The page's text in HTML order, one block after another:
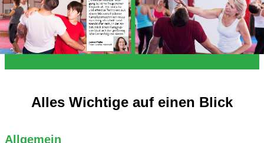
Alles Wichtige auf einen Blick
Allgemein